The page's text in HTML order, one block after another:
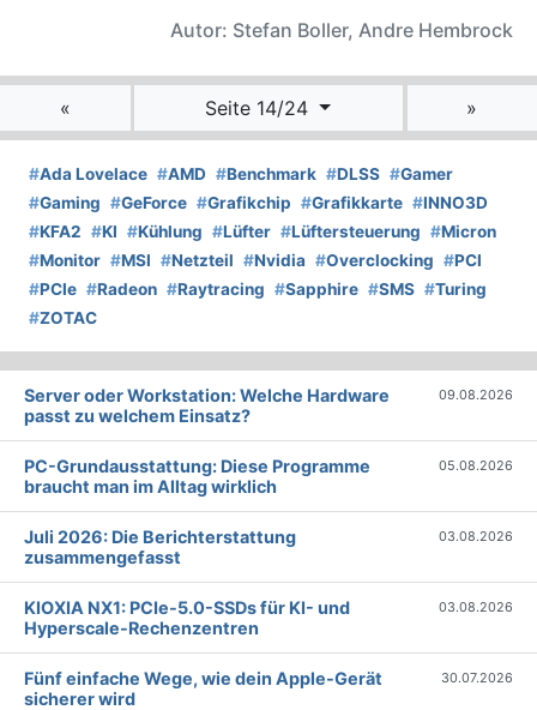
Autor: Stefan Boller, Andre Hembrock
« Seite 14/24 »
#Ada Lovelace #AMD #Benchmark #DLSS #Gamer
#Gaming #GeForce #Grafikchip #Grafikkarte #INNO3D
#KFA2 #KI #Kühlung #Lüfter #Lüftersteuerung #Micron
#Monitor #MSI #Netzteil #Nvidia #Overclocking #PCI
#PCIe #Radeon #Raytracing #Sapphire #SMS #Turing
#ZOTAC
Server oder Workstation: Welche Hardware
passt zu welchem Einsatz?
09.08.2026
PC-Grundausstattung: Diese Programme
braucht man im Alltag wirklich
05.08.2026
Juli 2026: Die Bericht­erstattung
zusammengefasst
03.08.2026
KIOXIA NX1: PCIe-5.0-SSDs für KI- und
Hyperscale-Rechenzentren
03.08.2026
Fünf einfache Wege, wie dein Apple-Gerät
sicherer wird
30.07.2026